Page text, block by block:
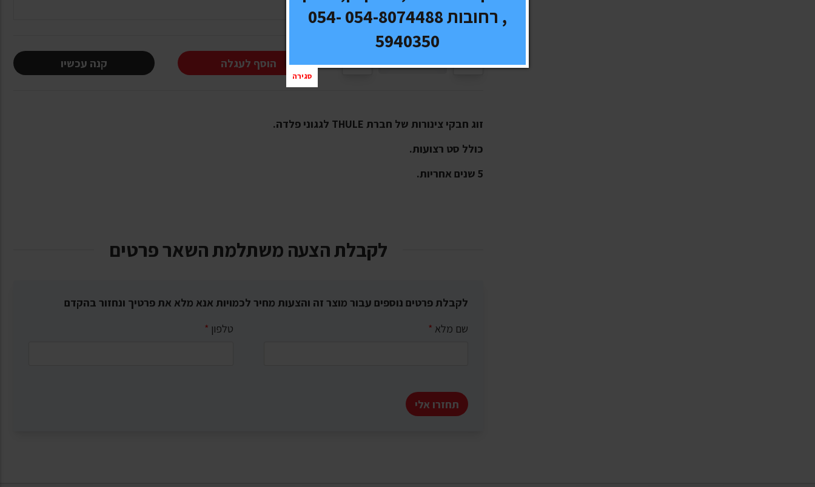
הוסף לעגלה קנה עכשיו
זוג חבקי צינורות של חברת THULE לגגוני פלדה.
כולל סט רצועות.
5 שנים אחריות.
לקבלת הצעה משתלמת השאר פרטים
לקבלת פרטים נוספים עבור מוצר זה והצעות מחיר לכמויות אנא מלא את פרטיך ונחזור בהקדם
שם מלא * טלפון *
תחזרו אלי
, רחובות 054-8074488 054-
5940350
סגירה